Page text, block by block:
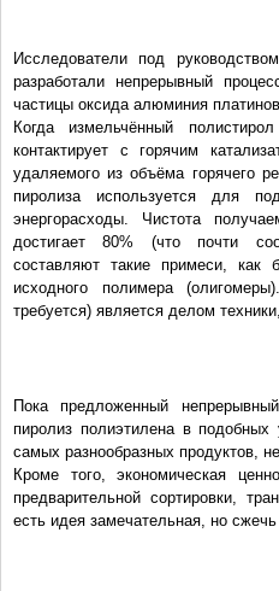
Исследователи под
разработали непрерывный
частицы оксида алюминия
Когда измельчённый
контактирует с горячим
удаляемого из объёма горячего
пиролиза используется для
энергорасходы. Чистота
достигает 80% (что почти
составляют такие примеси, как
исходного полимера
требуется) является делом
Пока предложенный
пиролиз полиэтилена в
самых разнообразных продуктов,
Кроме того, экономическая
предварительной сортировки,
есть идея замечательная, но